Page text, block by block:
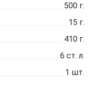
500 г.
15 г.
410 г.
6 ст. л.
1 шт.